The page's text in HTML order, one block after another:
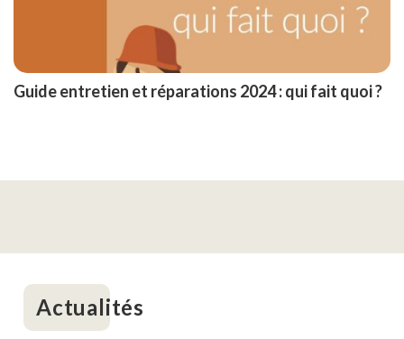
Guide entretien et réparations 2024 : qui fait quoi ?
Actualités